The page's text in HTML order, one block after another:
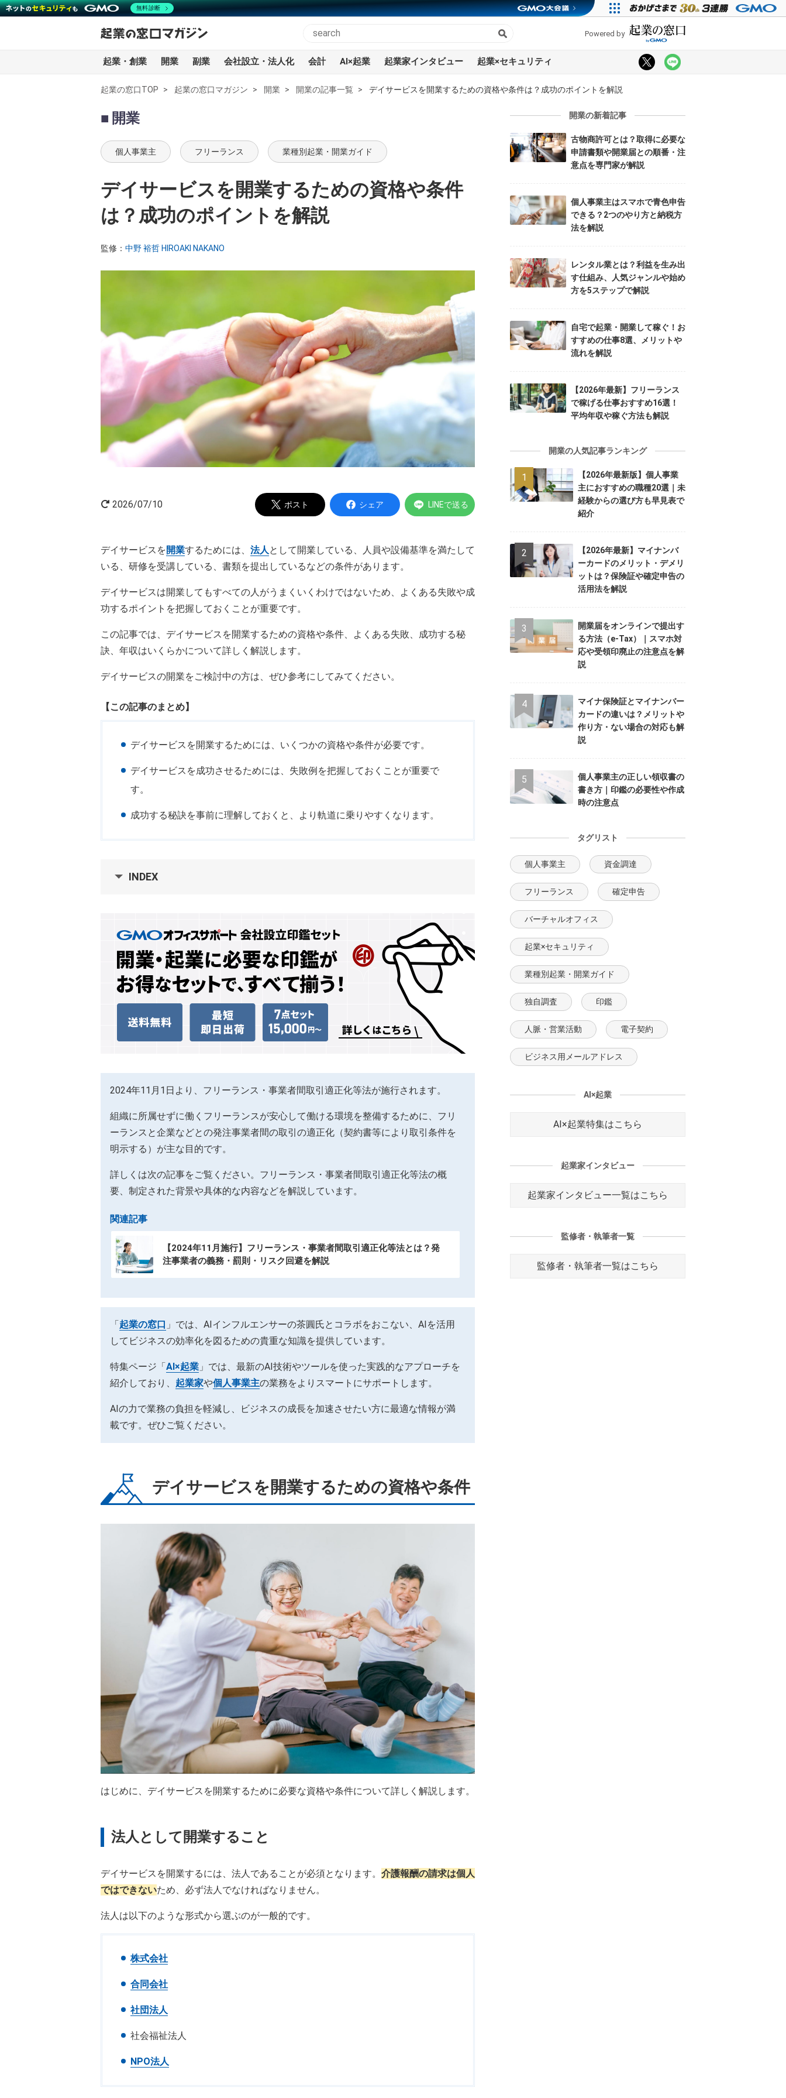
Powered by
起業・創業 開業 副業 会社設立・法人化 会計 AI×起業 起業家インタビュー 起業×セキュリティ
会社設立・法人化
起業の窓口TOP 起業の窓口マガジン 開業 開業の記事一覧 デイサービスを開業するための資格や条件は？成功のポイントを解説
開業
個人事業主 フリーランス 業種別起業・開業ガイド
デイサービスを開業するための資格や条件
は？成功のポイントを解説
監修： 中野 裕哲 HIROAKI NAKANO
2026/07/10 ポスト シェア LINEで送る
デイサービスを開業するためには、 法人として開業している、人員や設備基準を満たして
いる、研修を受講している、書類を提出しているなどの条件があります。
デイサービスは開業してもすべての人がうまくいくわけではないため、よくある失敗や成
功するポイントを把握しておくことが重要です。
この記事では、デイサービスを開業するための資格や条件、よくある失敗、成功する秘
訣、年収はいくらかについて詳しく解説します。
デイサービスの開業をご検討中の方は、ぜひ参考にしてみてください。
【この記事のまとめ】
デイサービスを開業するためには、いくつかの資格や条件が必要です。
デイサービスを成功させるためには、失敗例を把握しておくことが重要で
す。
成功する秘訣を事前に理解しておくと、より軌道に乗りやすくなります。
INDEX
2024年11月1日より、フリーランス・事業者間取引適正化等法が施行されます。
組織に所属せずに働くフリーランスが安心して働ける環境を整備するために、フリ
ーランスと企業などとの発注事業者間の取引の適正化（契約書等により取引条件を
明示する）が主な目的です。
詳しくは次の記事をご覧ください。フリーランス・事業者間取引適正化等法の概
要、制定された背景や具体的な内容などを解説しています。
関連記事
【2024年11月施行】フリーランス・事業者間取引適正化等法とは？発
注事業者の義務・罰則・リスク回避を解説
「起業の窓口 」では、AIインフルエンサーの茶圓氏とコラボをおこない、AIを活用
してビジネスの効率化を図るための貴重な知識を提供しています。
特集ページ「AI×起業 」では、最新のAI技術やツールを使った実践的なアプローチを
紹介しており、 起業家や個人事業主の業務をよりスマートにサポートします。
AIの力で業務の負担を軽減し、ビジネスの成長を加速させたい方に最適な情報が満
載です。ぜひご覧ください。
デイサービスを開業するための資格や条件
はじめに、デイサービスを開業するために必要な資格や条件について詳しく解説します。
法人として開業すること
デイサービスを開業するには、法人であることが必須となります。 介護報酬の請求は個人
ではできないため、必ず法人でなければなりません。
法人は以下のような形式から選ぶのが一般的です。
株式会社
合同会社
社団法人
社会福祉法人
NPO法人
開業の新着記事
古物商許可とは？取得に必要な
申請書類や開業届との順番・注
意点を専門家が解説
個人事業主はスマホで青色申告
できる？2つのやり方と納税方
法を解説
レンタル業とは？利益を生み出
す仕組み、人気ジャンルや始め
方を5ステップで解説
自宅で起業・開業して稼ぐ！お
すすめの仕事8選、メリットや
流れを解説
【2026年最新】フリーランス
で稼げる仕事おすすめ16選！
平均年収や稼ぐ方法も解説
開業の人気記事ランキング
【2026年最新版】個人事業
主におすすめの職種20選｜未
経験からの選び方も早見表で
紹介
【2026年最新】マイナンバ
ーカードのメリット・デメリ
ットは？保険証や確定申告の
活用法を解説
開業届をオンラインで提出す
る方法（e-Tax）｜スマホ対
応や受領印廃止の注意点を解
説
マイナ保険証とマイナンバー
カードの違いは？メリットや
作り方・ない場合の対応も解
説
個人事業主の正しい領収書の
書き方｜印鑑の必要性や作成
時の注意点
タグリスト
個人事業主 資金調達
フリーランス 確定申告
バーチャルオフィス
起業×セキュリティ
業種別起業・開業ガイド
独自調査 印鑑
人脈・営業活動 電子契約
ビジネス用メールアドレス
AI×起業
AI×起業特集はこちら
起業家インタビュー
起業家インタビュー一覧はこちら
監修者・執筆者一覧
監修者・執筆者一覧はこちら
無料診断